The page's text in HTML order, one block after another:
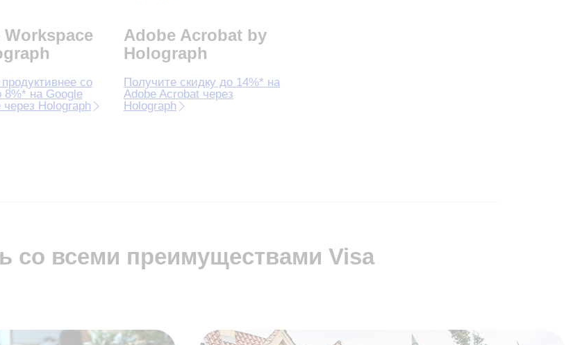
со
8%* на Google
Holograph
Adobe Acrobat by
Holograph
Получите скидку до 14%* на
Adobe Acrobat через
Holograph
со всеми преимуществами Visa